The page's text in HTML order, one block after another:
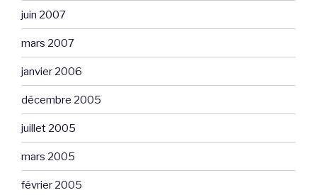
juin 2007
mars 2007
janvier 2006
décembre 2005
juillet 2005
mars 2005
février 2005